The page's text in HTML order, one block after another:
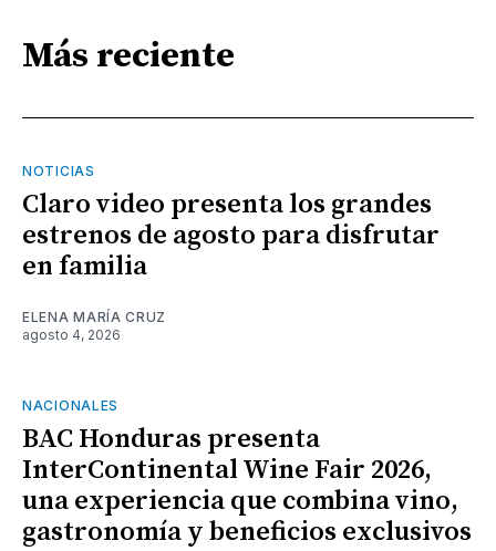
Más reciente
NOTICIAS
Claro video presenta los grandes
estrenos de agosto para disfrutar
en familia
ELENA MARÍA CRUZ
agosto 4, 2026
NACIONALES
BAC Honduras presenta
InterContinental Wine Fair 2026,
una experiencia que combina vino,
gastronomía y beneficios exclusivos